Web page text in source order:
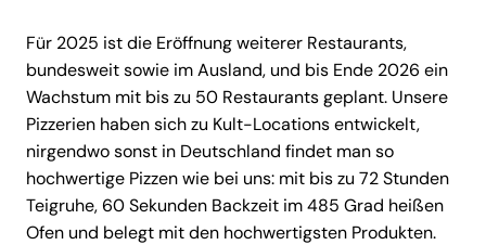
Für 2025 ist die Eröffnung weiterer Restaurants,
bundesweit sowie im Ausland, und bis Ende 2026 ein
Wachstum mit bis zu 50 Restaurants geplant. Unsere
Pizzerien haben sich zu Kult-Locations entwickelt,
nirgendwo sonst in Deutschland findet man so
hochwertige Pizzen wie bei uns: mit bis zu 72 Stunden
Teigruhe, 60 Sekunden Backzeit im 485 Grad heißen
Ofen und belegt mit den hochwertigsten Produkten.